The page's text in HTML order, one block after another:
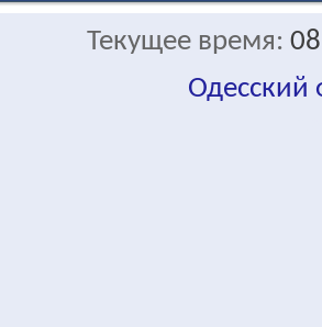
Текущее время:
Одесский